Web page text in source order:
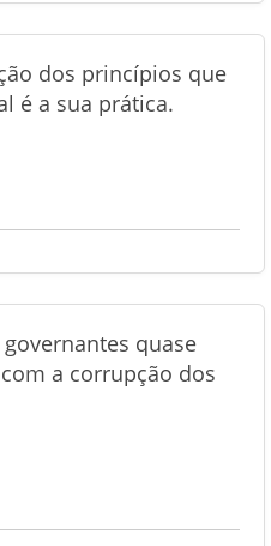
dos princípios que
é a sua prática.
quase
a corrupção dos